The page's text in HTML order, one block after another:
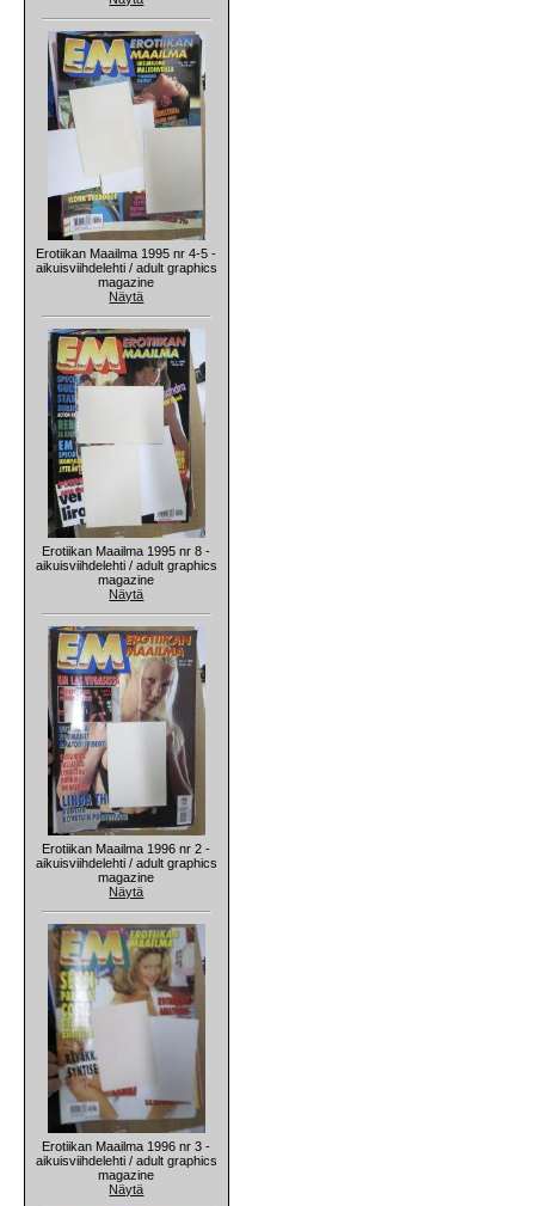
Erotiikan Maailma 1995 nr 4-5 -
aikuisviihdelehti / adult graphics
magazine
Näytä
Erotiikan Maailma 1995 nr 8 -
aikuisviihdelehti / adult graphics
magazine
Näytä
Erotiikan Maailma 1996 nr 2 -
aikuisviihdelehti / adult graphics
magazine
Näytä
Erotiikan Maailma 1996 nr 3 -
aikuisviihdelehti / adult graphics
magazine
Näytä